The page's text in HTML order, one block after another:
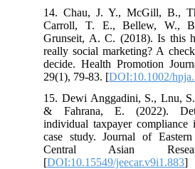
14. Chau, J. Y., McGill, B.,
Carroll, T. E., Bellew, W.,
Grunseit, A. C. (2018). Is this
really social marketing? A
decide. Health Promotion
29(1), 79-83. [DOI:10.1002/
15. Dewi Anggadini, S., Lnu,
& Fahrana, E. (2022).
individual taxpayer
case study. Journal of
Central Asian
[DOI:10.15549/jeecar.v9i1.883